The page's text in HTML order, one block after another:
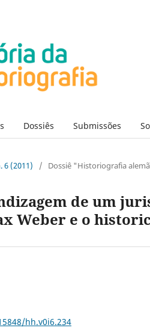
Dossiês Submissões
6 (2011) / Dossiê "Historiografia
de um
Weber e o
hh.v0i6.234